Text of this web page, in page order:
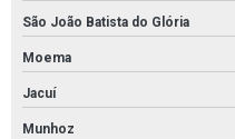
São João Batista do Glória
Moema
Jacuí
Munhoz